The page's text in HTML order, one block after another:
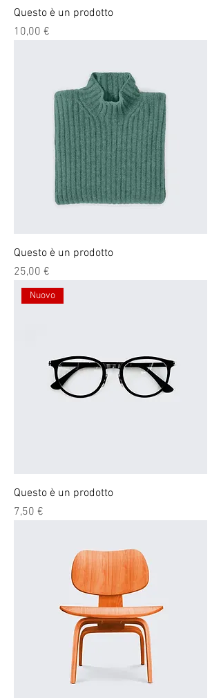
Questo è un prodotto
Prezzo
10,00 €
Questo è un prodotto
Prezzo
25,00 €
Nuovo
Questo è un prodotto
Prezzo
7,50 €